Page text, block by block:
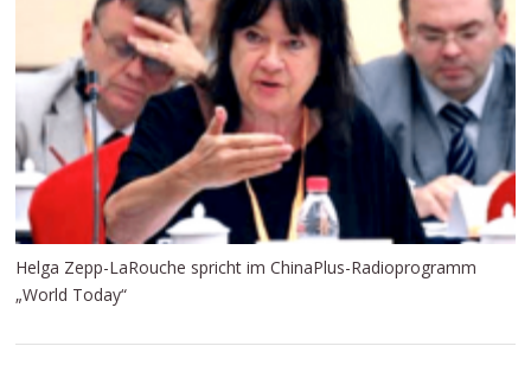
Helga Zepp-LaRouche spricht im ChinaPlus-Radioprogramm
„World Today“